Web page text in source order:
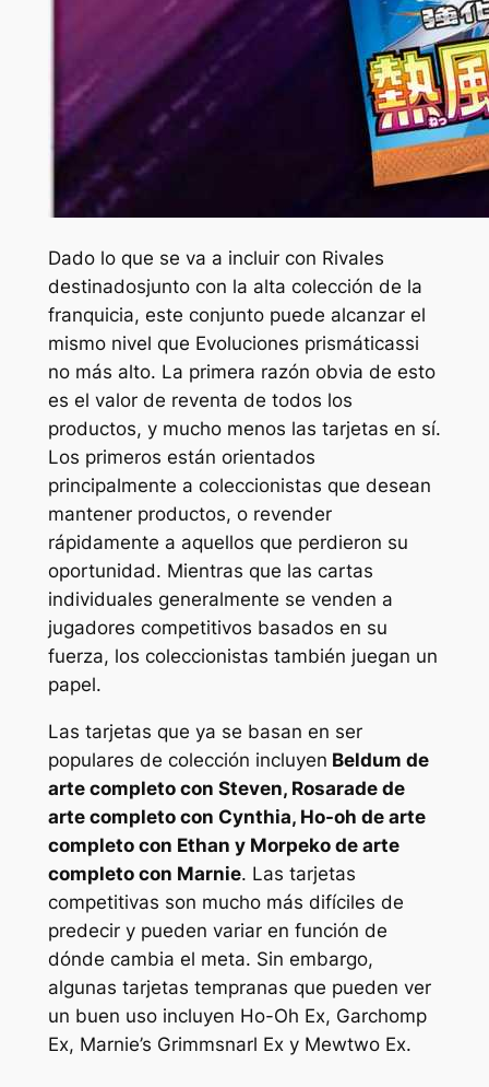
Dado lo que se va a incluir con Rivales
destinadosjunto con la alta colección de la
franquicia, este conjunto puede alcanzar el
mismo nivel que Evoluciones prismáticassi
no más alto. La primera razón obvia de esto
es el valor de reventa de todos los
productos, y mucho menos las tarjetas en sí.
Los primeros están orientados
principalmente a coleccionistas que desean
mantener productos, o revender
rápidamente a aquellos que perdieron su
oportunidad. Mientras que las cartas
individuales generalmente se venden a
jugadores competitivos basados ​​en su
fuerza, los coleccionistas también juegan un
papel.
Las tarjetas que ya se basan en ser
populares de colección incluyen Beldum de
arte completo con Steven, Rosarade de
arte completo con Cynthia, Ho-oh de arte
completo con Ethan y Morpeko de arte
completo con Marnie. Las tarjetas
competitivas son mucho más difíciles de
predecir y pueden variar en función de
dónde cambia el meta. Sin embargo,
algunas tarjetas tempranas que pueden ver
un buen uso incluyen Ho-Oh Ex, Garchomp
Ex, Marnie’s Grimmsnarl Ex y Mewtwo Ex.